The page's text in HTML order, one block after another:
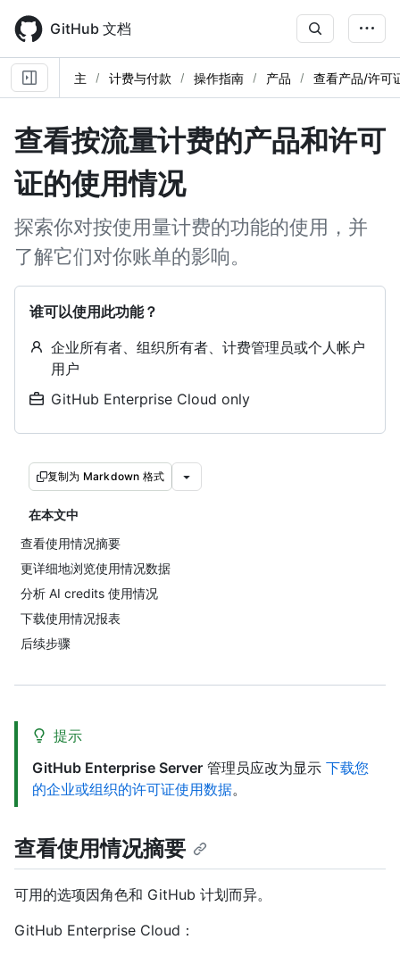
main
content
GitHub 文档
主 计费与付款 操作指南 产品 查看产品/许可
查看按流量计费的产品和许可
证的使用情况
探索你对按使用量计费的功能的使用，并
了解它们对你账单的影响。
谁可以使用此功能？
企业所有者、组织所有者、计费管理员或个人帐户
用户
GitHub Enterprise Cloud only
复制为 Markdown 格式
在本文中
查看使用情况摘要
更详细地浏览使用情况数据
分析 AI credits 使用情况
下载使用情况报表
后续步骤
提示
GitHub Enterprise Server 管理员应改为显示 下载您
的企业或组织的许可证使用数据。
查看使用情况摘要
可用的选项因角色和 GitHub 计划而异。
GitHub Enterprise Cloud：